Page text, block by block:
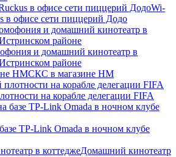
Wi-
в офисе сети пиццерий Додо
и домашний кинотеатр в
районе
СКС в магазине HM
на корабле делегации FIFA
TP-Link Omada в ночном клубе
Домашний кинотеатр